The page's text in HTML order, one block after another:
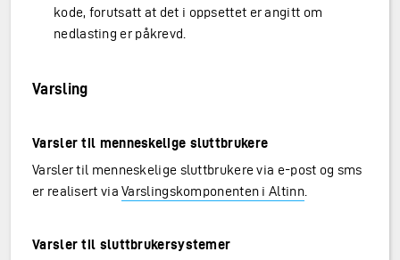
kode, forutsatt at det i oppsettet er angitt om
nedlasting er påkrevd.
Varsling
Varsler til menneskelige sluttbrukere
Varsler til menneskelige sluttbrukere via e-post og sms
er realisert viaVarslingskomponenten i Altinn.
Varsler til sluttbrukersystemer